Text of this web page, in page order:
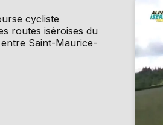
cycliste
routes iséroises du
Saint-Maurice-